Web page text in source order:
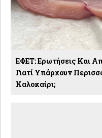
ΕΦΕΤ: Ερωτήσεις Και
Γιατί Υπάρχουν
Καλοκαίρι;